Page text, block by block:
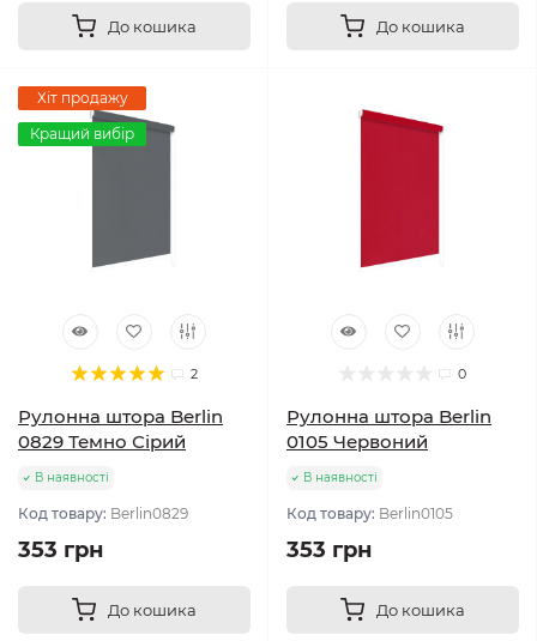
До кошика До кошика
Хіт продажу
Кращий вибір
2
Рулонна штора Berlin
0829 Темно Сірий
В наявності
Код товару: Berlin0829
353 грн
До кошика
0
Рулонна штора Berlin
0105 Червоний
В наявності
Код товару: Berlin0105
353 грн
До кошика